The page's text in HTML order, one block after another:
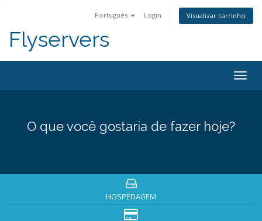
Português Login Visualizar carrinho
Flyservers
O que você gostaria de fazer hoje?
HOSPEDAGEM